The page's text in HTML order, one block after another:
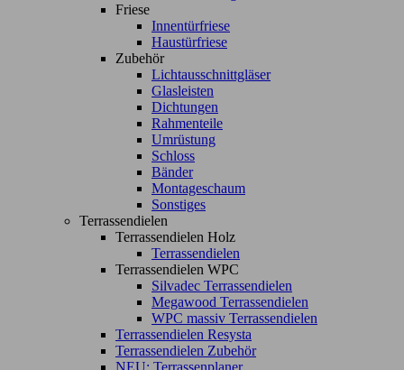
Friese
Innentürfriese
Haustürfriese
Zubehör
Lichtausschnittgläser
Glasleisten
Dichtungen
Rahmenteile
Umrüstung
Schloss
Bänder
Montageschaum
Sonstiges
Terrassendielen
Terrassendielen Holz
Terrassendielen
Terrassendielen WPC
Silvadec Terrassendielen
Megawood Terrassendielen
WPC massiv Terrassendielen
Terrassendielen Resysta
Terrassendielen Zubehör